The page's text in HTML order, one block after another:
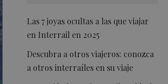
Las 7 joyas ocultas a las que viajar
en Interrail en 2025
Descubra a otros viajeros: conozca
a otros interraíles en su viaje